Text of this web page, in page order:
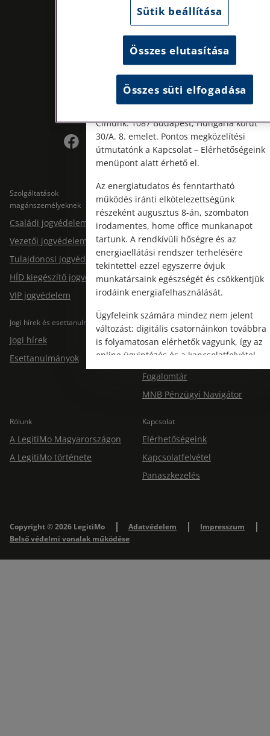
Szolgáltatások
magánszemélyeknek
Családi jogvédelem
Vezetői jogvédelem
Tulajdonosi jogvédelem
HÍD kiegészítő jogvédelem
VIP jogvédelem
Jogtárs Start & Pro
Jogi hírek és esettanulmányok
Jogi hírek
Esettanulmányok
GYIK
Dokumentumtár
Fogalomtár
MNB Pénzügyi Navigátor
Rólunk
A LegitiMo Magyarországon
A LegitiMo története
Kapcsolat
Elérhetőségeink
Kapcsolatfelvétel
Panaszkezelés
Copyright © 2026 LegitiMo Adatvédelem
Impresszum
Belső védelmi vonalak működése
Személyes ügyfélfogadás
Tisztelt Ügyfeleink!
Személyes ügyfélszolgálatunk telefonon
történő előzetes időpontegyeztetés után,
Címünk: 1087 Budapest, Hungária körút
30/A. 8. emelet. Pontos megközelítési
útmutatónk a Kapcsolat – Elérhetőségeink
menüpont alatt érhető el.
Az energiatudatos és fenntartható
működés iránti elkötelezettségünk
részeként augusztus 8-án, szombaton
irodamentes, home office munkanapot
tartunk. A rendkívüli hőségre és az
energiaellátási rendszer terhelésére
tekintettel ezzel egyszerre óvjuk
munkatársaink egészségét és csökkentjük
irodáink energiafelhasználását.
Ügyfeleink számára mindez nem jelent
változást: digitális csatornáinkon továbbra
is folyamatosan elérhetők vagyunk, így az
online ügyintézés és a kapcsolatfelvétel
változatlanul biztosított.
Sütik beállítása
Összes elutasítása
Összes süti elfogadása